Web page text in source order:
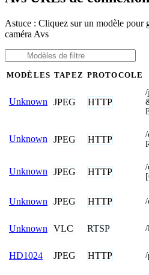
Astuce : Cliquez sur un modèle pour
caméra Avs
MODÈLES TAPEZ PROTOCOLE
Unknown JPEG HTTP
/
Unknown JPEG HTTP
/
Unknown JPEG HTTP
/
Unknown JPEG HTTP /
Unknown VLC RTSP
HD1024 JPEG HTTP /